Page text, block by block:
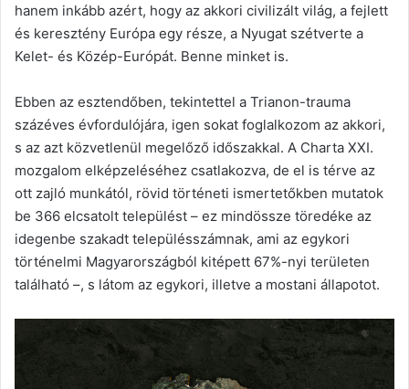
hanem inkább azért, hogy az akkori civilizált világ, a fejlett
és keresztény Európa egy része, a Nyugat szétverte a
Kelet- és Közép-Európát. Benne minket is.
Ebben az esztendőben, tekintettel a Trianon-trauma
százéves évfordulójára, igen sokat foglalkozom az akkori,
s az azt közvetlenül megelőző időszakkal. A Charta XXI.
mozgalom elképzeléséhez csatlakozva, de el is térve az
ott zajló munkától, rövid történeti ismertetőkben mutatok
be 366 elcsatolt települést – ez mindössze töredéke az
idegenbe szakadt településszámnak, ami az egykori
történelmi Magyarországból kitépett 67%-nyi területen
található –, s látom az egykori, illetve a mostani állapotot.